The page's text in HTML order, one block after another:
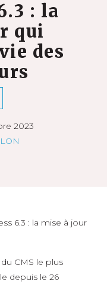
: la
qui
des
2023
6.3 : la mise à jour
CMS le plus
depuis le 26